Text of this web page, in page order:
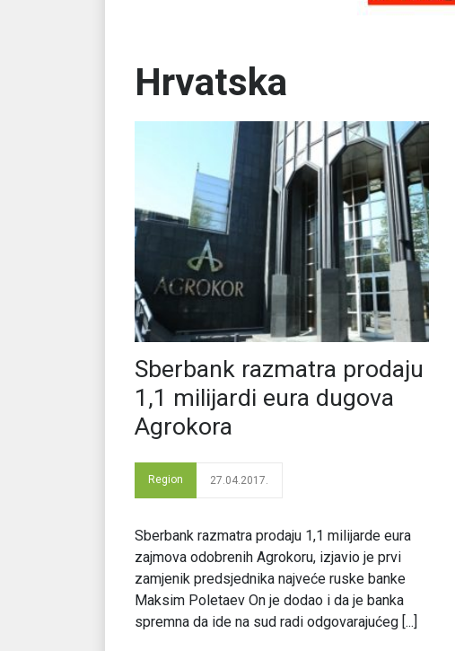
Hrvatska
Sberbank razmatra prodaju
1,1 milijardi eura dugova
Agrokora
Region 27.04.2017.
Sberbank razmatra prodaju 1,1 milijarde eura
zajmova odobrenih Agrokoru, izjavio je prvi
zamjenik predsjednika najveće ruske banke
Maksim Poletaev On je dodao i da je banka
spremna da ide na sud radi odgovarajućeg [...]